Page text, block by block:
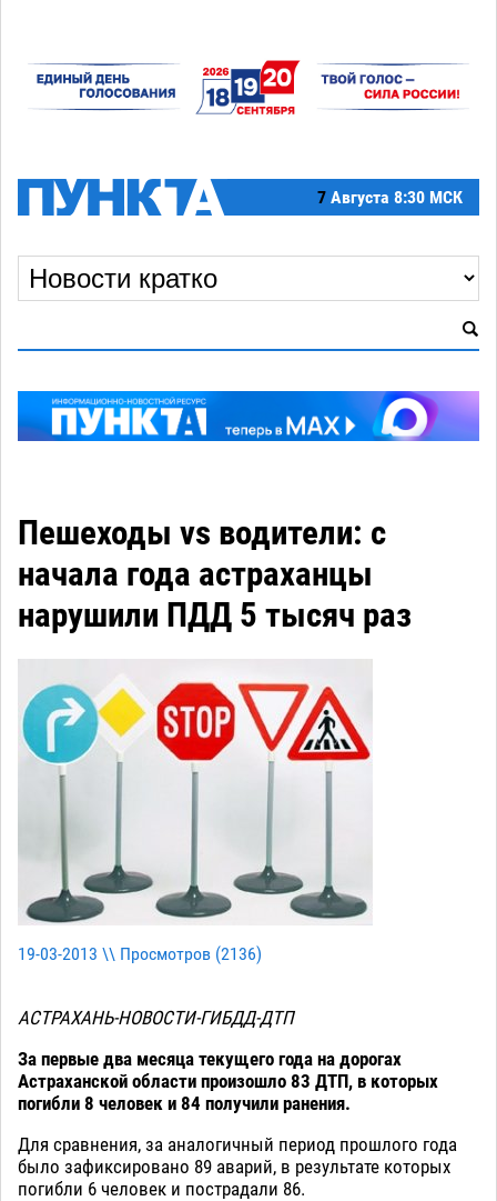
7 Августа 8:30 МСК
Пешеходы vs водители: с
начала года астраханцы
нарушили ПДД 5 тысяч раз
19-03-2013 \\ Просмотров (2136)
АСТРАХАНЬ-НОВОСТИ-ГИБДД-ДТП
За первые два месяца текущего года на дорогах
Астраханской области произошло 83 ДТП, в которых
погибли 8 человек и 84 получили ранения.
Для сравнения, за аналогичный период прошлого года
было зафиксировано 89 аварий, в результате которых
погибли 6 человек и пострадали 86.